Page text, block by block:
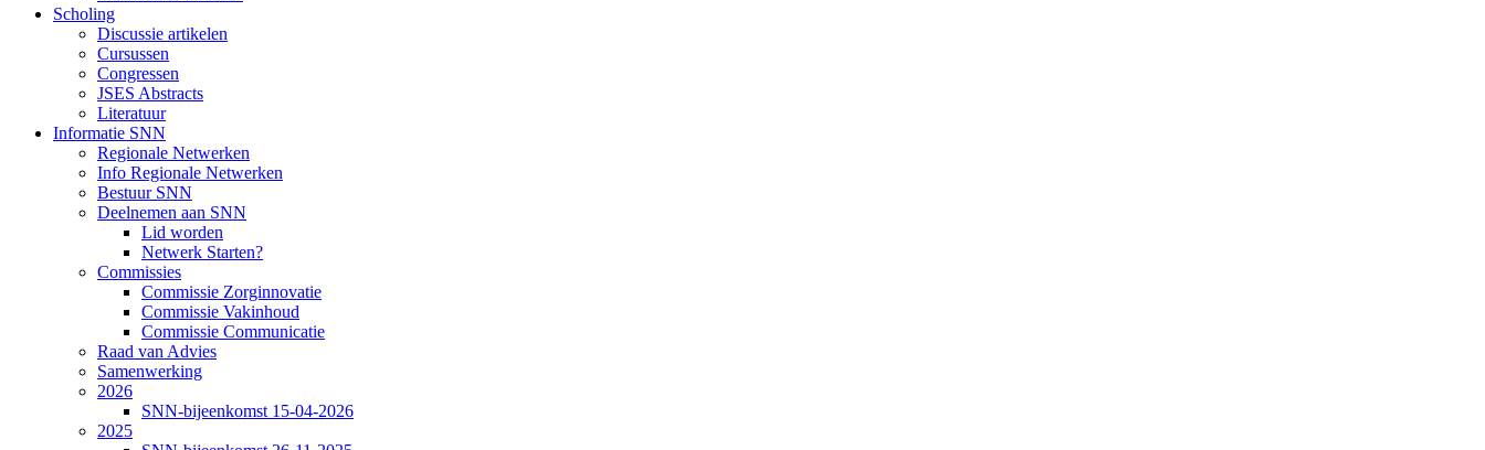
Scholing
Discussie artikelen
Cursussen
Congressen
JSES Abstracts
Literatuur
Informatie SNN
Regionale Netwerken
Info Regionale Netwerken
Bestuur SNN
Deelnemen aan SNN
Lid worden
Netwerk Starten?
Commissies
Commissie Zorginnovatie
Commissie Vakinhoud
Commissie Communicatie
Raad van Advies
Samenwerking
2026
SNN-bijeenkomst 15-04-2026
2025